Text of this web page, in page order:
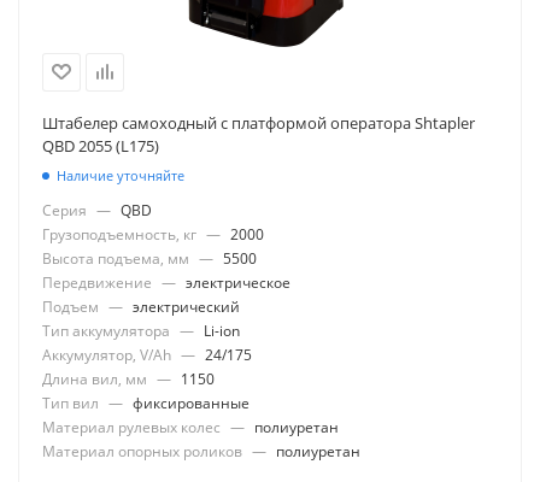
Штабелер самоходный с платформой оператора Shtapler
QBD 2055 (L175)
Наличие уточняйте
Серия — QBD
Грузоподъемность, кг — 2000
Высота подъема, мм — 5500
Передвижение — электрическое
Подъем — электрический
Тип аккумулятора — Li-ion
Аккумулятор, V/Ah — 24/175
Длина вил, мм — 1150
Тип вил — фиксированные
Материал рулевых колес — полиуретан
Материал опорных роликов — полиуретан